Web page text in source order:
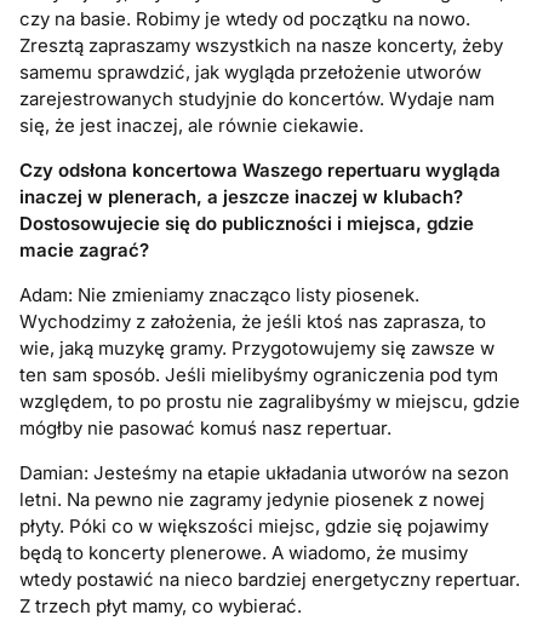
czy na basie. Robimy je wtedy od początku na nowo.
Zresztą zapraszamy wszystkich na nasze koncerty, żeby
samemu sprawdzić, jak wygląda przełożenie utworów
zarejestrowanych studyjnie do koncertów. Wydaje nam
się, że jest inaczej, ale równie ciekawie.
Czy odsłona koncertowa Waszego repertuaru wygląda
inaczej w plenerach, a jeszcze inaczej w klubach?
Dostosowujecie się do publiczności i miejsca, gdzie
macie zagrać?
Adam: Nie zmieniamy znacząco listy piosenek.
Wychodzimy z założenia, że jeśli ktoś nas zaprasza, to
wie, jaką muzykę gramy. Przygotowujemy się zawsze w
ten sam sposób. Jeśli mielibyśmy ograniczenia pod tym
względem, to po prostu nie zagralibyśmy w miejscu, gdzie
mógłby nie pasować komuś nasz repertuar.
Damian: Jesteśmy na etapie układania utworów na sezon
letni. Na pewno nie zagramy jedynie piosenek z nowej
płyty. Póki co w większości miejsc, gdzie się pojawimy
będą to koncerty plenerowe. A wiadomo, że musimy
wtedy postawić na nieco bardziej energetyczny repertuar.
Z trzech płyt mamy, co wybierać.